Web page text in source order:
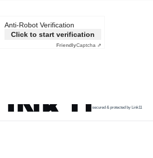
Anti-Robot Verification
Click to start verification
FriendlyCaptcha ⇗
secured & protected by Link11